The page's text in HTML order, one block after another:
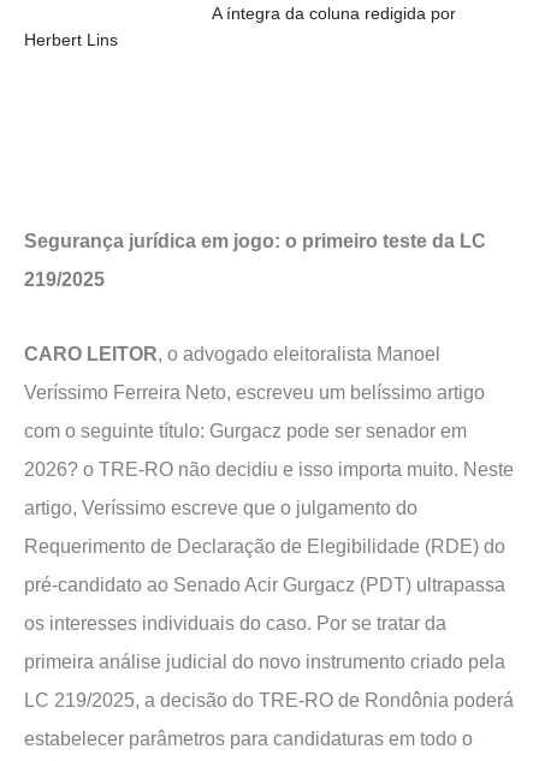
A íntegra da coluna redigida por
Herbert Lins
Segurança jurídica em jogo: o primeiro teste da LC
219/2025
CARO LEITOR, o advogado eleitoralista Manoel
Veríssimo Ferreira Neto, escreveu um belíssimo artigo
com o seguinte título: Gurgacz pode ser senador em
2026? o TRE-RO não decidiu e isso importa muito. Neste
artigo, Veríssimo escreve que o julgamento do
Requerimento de Declaração de Elegibilidade (RDE) do
pré-candidato ao Senado Acir Gurgacz (PDT) ultrapassa
os interesses individuais do caso. Por se tratar da
primeira análise judicial do novo instrumento criado pela
LC 219/2025, a decisão do TRE-RO de Rondônia poderá
estabelecer parâmetros para candidaturas em todo o